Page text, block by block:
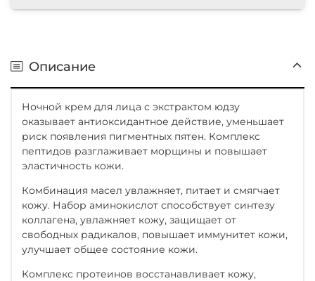
Описание
Ночной крем для лица с экстрактом юдзу
оказывает антиоксидантное действие, уменьшает
риск появления пигментных пятен. Комплекс
пептидов разглаживает морщины и повышает
эластичность кожи.
Комбинация масел увлажняет, питает и смягчает
кожу. Набор аминокислот способствует синтезу
коллагена, увлажняет кожу, защищает от
свободных радикалов, повышает иммунитет кожи,
улучшает общее состояние кожи.
Комплекс протеинов восстанавливает кожу,